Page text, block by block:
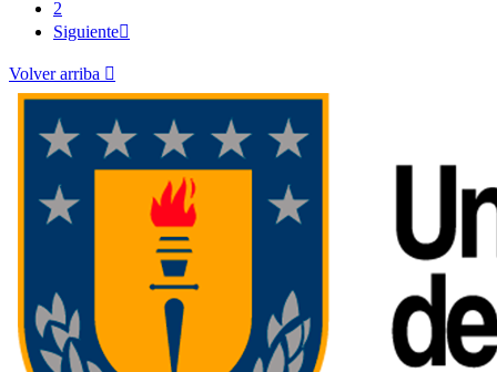
2
Siguiente
Volver arriba 